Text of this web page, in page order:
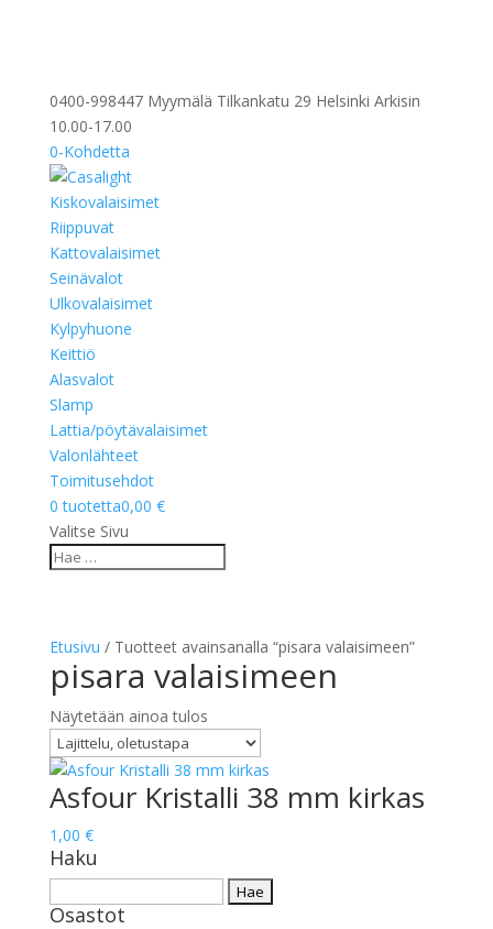
0400-998447 Myymälä Tilkankatu 29 Helsinki Arkisin
10.00-17.00
0-Kohdetta
Kiskovalaisimet
Riippuvat
Kattovalaisimet
Seinävalot
Ulkovalaisimet
Kylpyhuone
Keittiö
Alasvalot
Slamp
Lattia/pöytävalaisimet
Valonlähteet
Toimitusehdot
0 tuotetta0,00 €
Valitse Sivu
Etusivu / Tuotteet avainsanalla “pisara valaisimeen”
pisara valaisimeen
Näytetään ainoa tulos
Asfour Kristalli 38 mm kirkas
1,00 €
Haku
Osastot